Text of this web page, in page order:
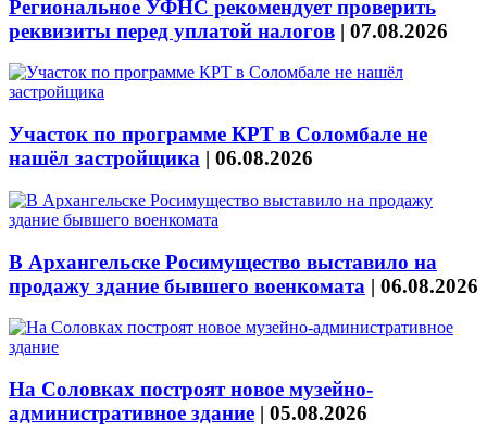
Региональное УФНС рекомендует проверить
реквизиты перед уплатой налогов | 07.08.2026
Участок по программе КРТ в Соломбале не
нашёл застройщика | 06.08.2026
В Архангельске Росимущество выставило на
продажу здание бывшего военкомата | 06.08.2026
На Соловках построят новое музейно-
административное здание | 05.08.2026